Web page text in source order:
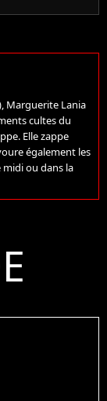
Marguerite Lania
cultes du
Elle zappe
également les
midi ou dans la